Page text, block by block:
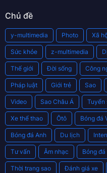
Chủ đề
y-multimedia Photo Xã
Sức khỏe z-multimedia
Thế giới Đời sống Công
Pháp luật Giới trẻ Sao
Video Sao Châu Á Tuyển
Xe thể thao Ôtô Bóng đá
Bóng đá Anh Du lịch
Tư vấn Âm nhạc Bóng đá
Thời trang sao Đánh giá xe